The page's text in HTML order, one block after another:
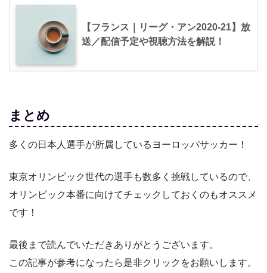
【フランス｜リーグ・アン2020-21】放
送／配信予定や視聴方法を解説！
まとめ
多くの日本人選手が所属しているヨーロッパサッカー！
東京オリンピック世代の選手も数多く挑戦しているので、
オリンピック本番に向けてチェックしておくのもオススメ
です！
最後まで読んでいただきありがとうございます。
この記事が参考になったら是非クリックをお願いします。